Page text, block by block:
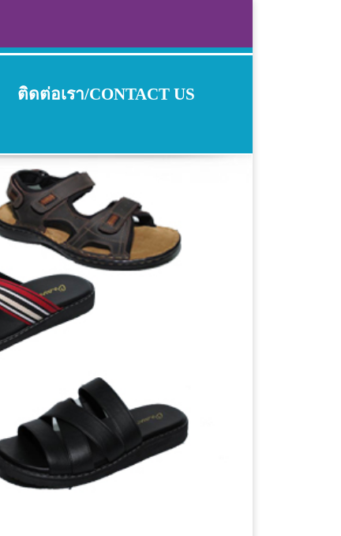
ติดต่อเรา/CONTACT US